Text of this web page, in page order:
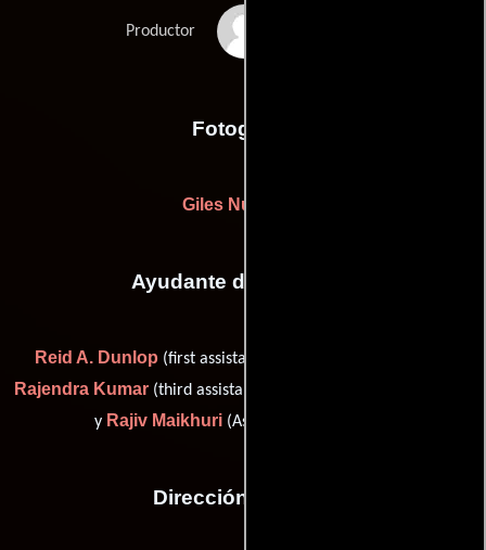
Productor
Fotografia
Giles Nuttgens
Ayudante de dirección
Reid A. Dunlop (first assistant director (as Reid Dunlop)),
Rajendra Kumar(third assistant director (as Kumar Rajendra))
y Rajiv Maikhuri(Asistente de dirección)
Dirección artística